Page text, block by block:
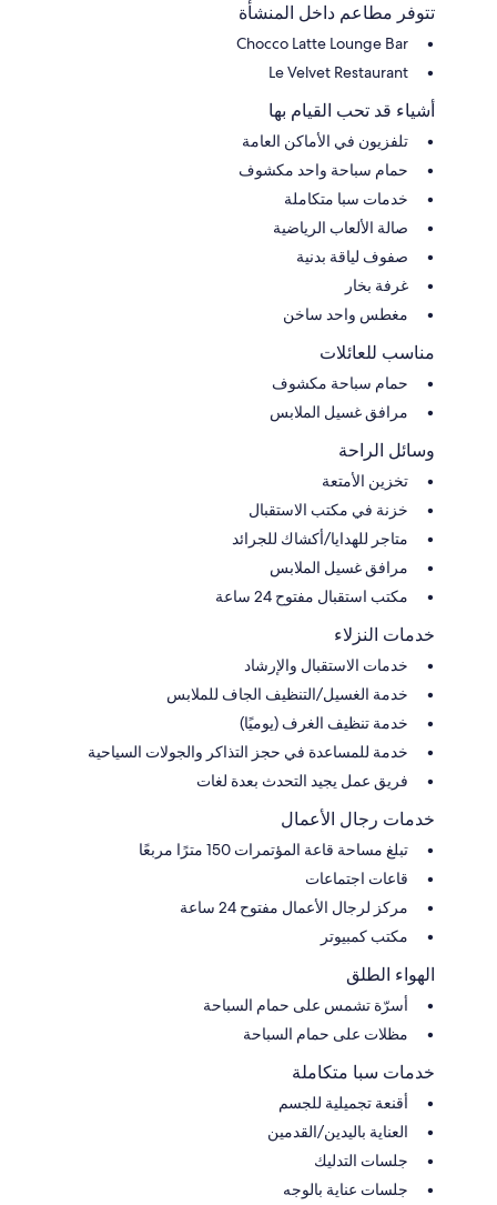
تتوفر مطاعم داخل المنشأة
Chocco Latte Lounge Bar
Le Velvet Restaurant
أشياء قد تحب القيام بها
تلفزيون في الأماكن العامة
حمام سباحة واحد مكشوف
خدمات سبا متكاملة
صالة الألعاب الرياضية
صفوف لياقة بدنية
غرفة بخار
مغطس واحد ساخن
مناسب للعائلات
حمام سباحة مكشوف
مرافق غسيل الملابس
وسائل الراحة
تخزين الأمتعة
خزنة في مكتب الاستقبال
متاجر للهدايا/أكشاك للجرائد
مرافق غسيل الملابس
مكتب استقبال مفتوح 24 ساعة
خدمات النزلاء
خدمات الاستقبال والإرشاد
خدمة الغسيل/التنظيف الجاف للملابس
خدمة تنظيف الغرف (يوميًا)
خدمة للمساعدة في حجز التذاكر والجولات السياحية
فريق عمل يجيد التحدث بعدة لغات
خدمات رجال الأعمال
تبلغ مساحة قاعة المؤتمرات 150 مترًا مربعًا
قاعات اجتماعات
مركز لرجال الأعمال مفتوح 24 ساعة
مكتب كمبيوتر
الهواء الطلق
أسرّة تشمس على حمام السباحة
مظلات على حمام السباحة
خدمات سبا متكاملة
أقنعة تجميلية للجسم
العناية باليدين/القدمين
جلسات التدليك
جلسات عناية بالوجه